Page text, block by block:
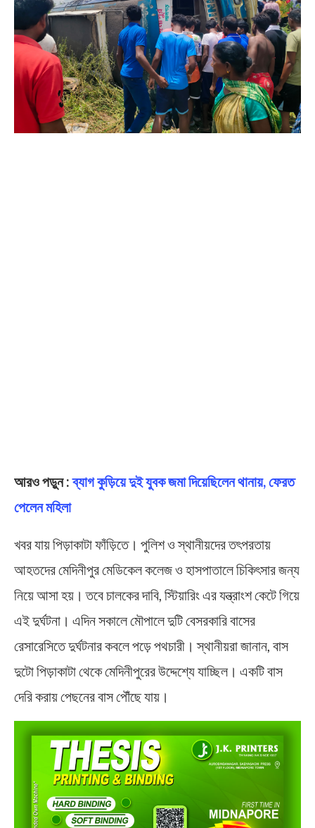
আরও পড়ুন : ব্যাগ কুড়িয়ে দুই যুবক জমা দিয়েছিলেন থানায়, ফেরত
পেলেন মহিলা
খবর যায় পিড়াকাটা ফাঁড়িতে। পুলিশ ও স্থানীয়দের তৎপরতায়
আহতদের মেদিনীপুর মেডিকেল কলেজ ও হাসপাতালে চিকিৎসার জন্য
নিয়ে আসা হয়। তবে চালকের দাবি, স্টিয়ারিং এর যন্ত্রাংশ কেটে গিয়ে
এই দুর্ঘটনা। এদিন সকালে মৌপালে দুটি বেসরকারি বাসের
রেসারেসিতে দুর্ঘটনার কবলে পড়ে পথচারী। স্থানীয়রা জানান, বাস
দুটো পিড়াকাটা থেকে মেদিনীপুরের উদ্দেশ্যে যাচ্ছিল। একটি বাস
দেরি করায় পেছনের বাস পৌঁছে যায়।